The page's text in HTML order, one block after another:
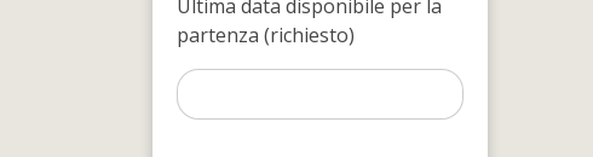
Ultima data disponibile per la
partenza (richiesto)